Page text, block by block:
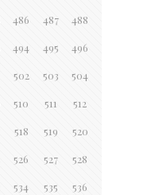
486 487 488
494 495 496
502 503 504
510 511 512
518 519 520
526 527 528
534 535 536